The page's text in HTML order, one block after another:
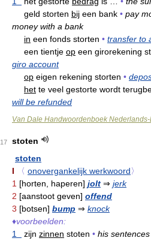
geld storten bij een bank • pay
money with a bank
in een fonds storten • transfer to
een tientje op een girorekening
giro account
op eigen rekening storten •
het te veel gestorte wordt
will be refunded
Van Dale Handwoordenboek
17
stoten
stoten
I
〈 onovergankelijk werkwoord〉
1 [horten, haperen] jolt ⇒ jerk
2 [aanstoot geven] offend
3 [botsen] bump ⇒ knock
♦voorbeelden:
1
zijn zinnen stoten • his